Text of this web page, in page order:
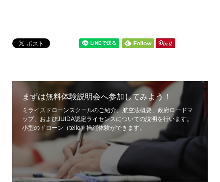
まずは無料体験説明会へ参加してみよう！
ミライズドローンスクールのご紹介、航空法概要、政府ロードマ
ップ、およびJUIDA認定ライセンスについての説明を行います。
小型のドローン（tello）操縦体験ができます。